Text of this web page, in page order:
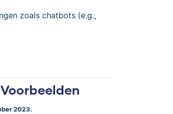
zoals chatbots (e.g.,
2023.